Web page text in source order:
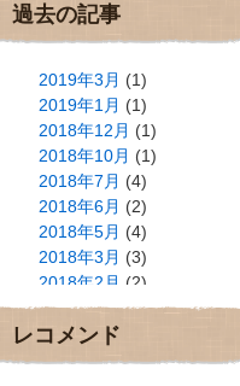
過去の記事
2019年3月 (1)
2019年1月 (1)
2018年12月 (1)
2018年10月 (1)
2018年7月 (4)
2018年6月 (2)
2018年5月 (4)
2018年3月 (3)
2018年2月 (2)
2018年1月(2)
2017年12月
2017年11月(3)
レコメンド